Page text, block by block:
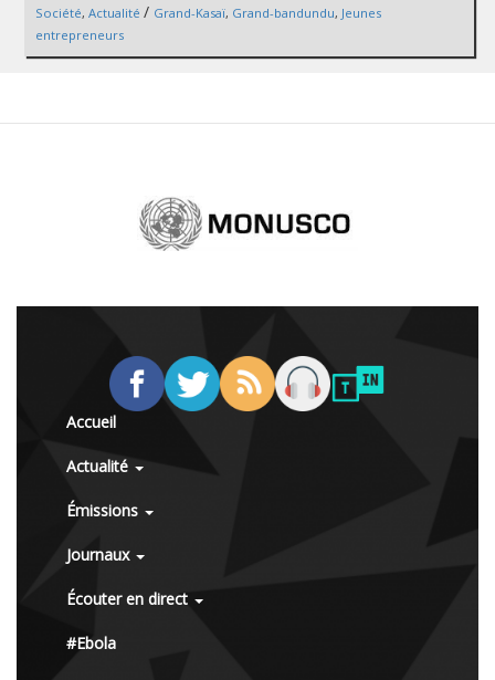
Société, Actualité / Grand-Kasaï, Grand-bandundu, Jeunes
entrepreneurs
Accueil
Actualité
Émissions
Journaux
Écouter en direct
#Ebola